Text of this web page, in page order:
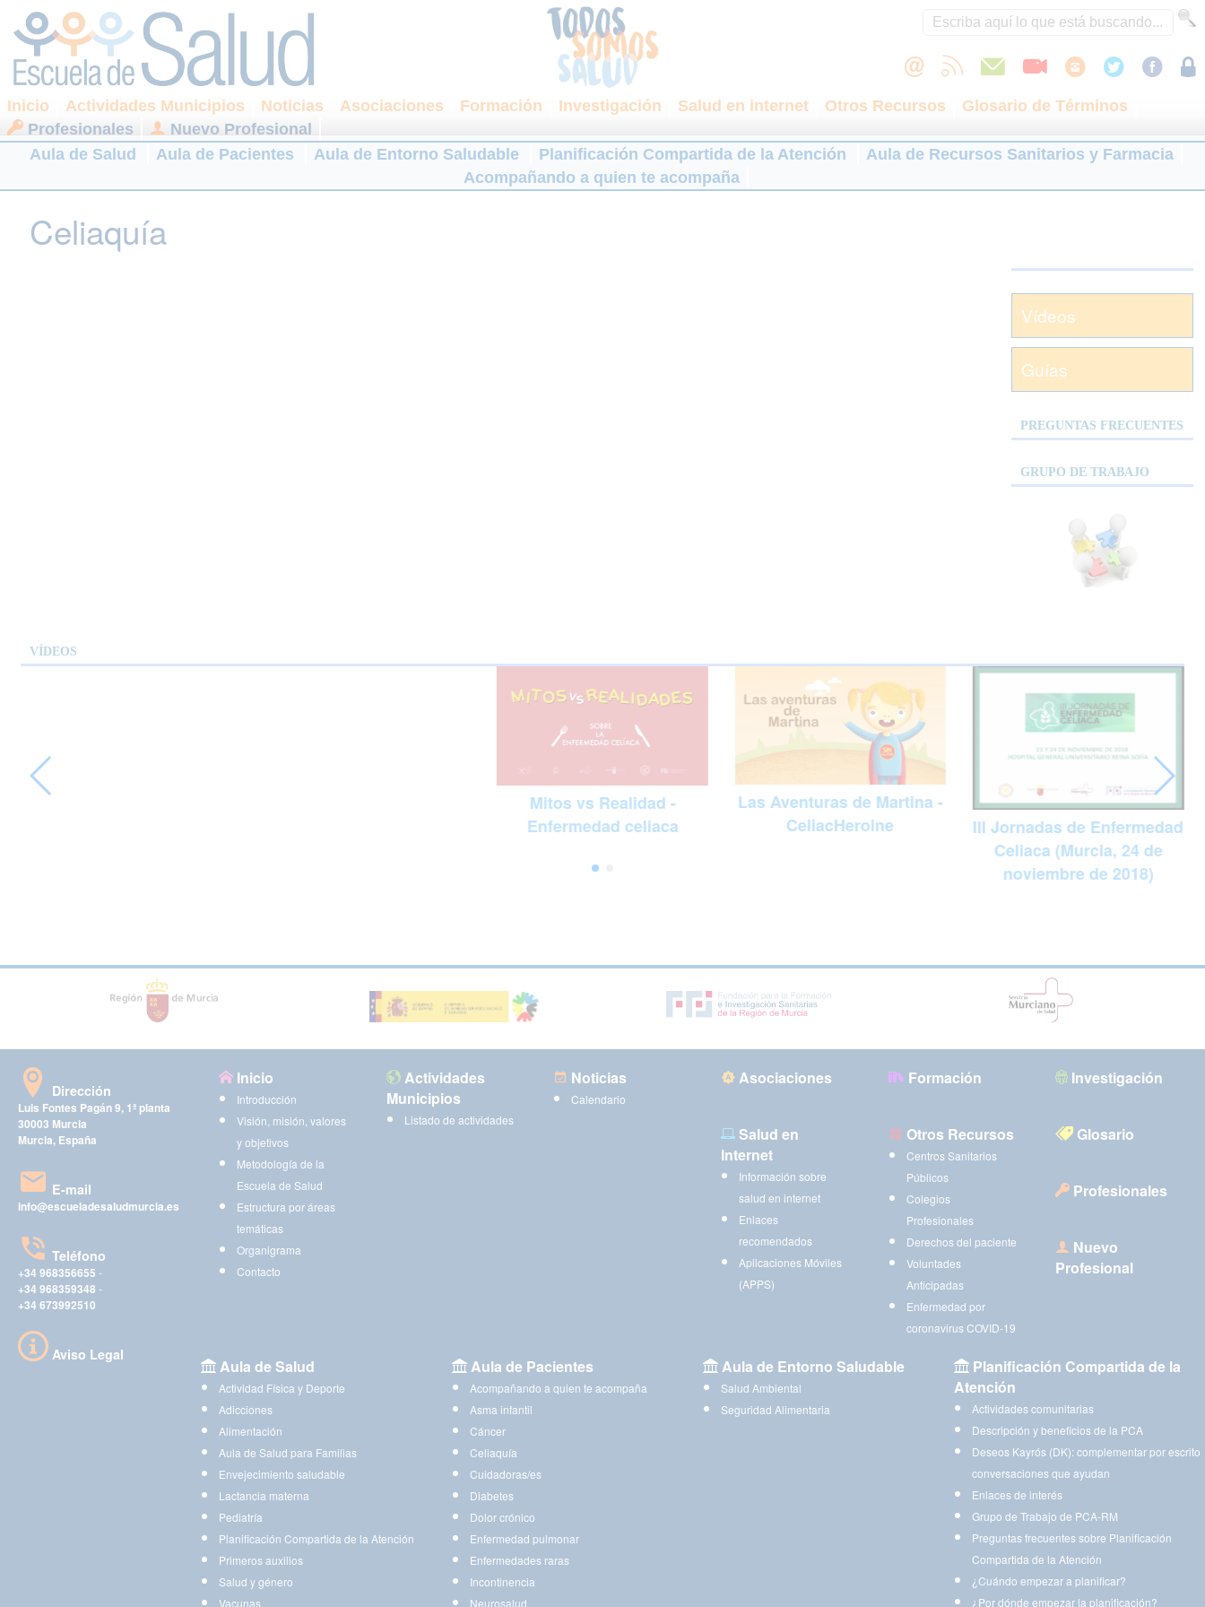
Inicio Actividades Municipios Noticias Asociaciones Formación Investigación Salud en internet Otros Recursos
Glosario de Términos
Profesionales
Nuevo Profesional
Aula de Salud
Aula de Pacientes Aula de Entorno Saludable Planificación Compartida de la Atención
Aula de Recursos Sanitarios y Farmacia
Acompañando a quien te acompaña
Celiaquía
Vídeos
Guías
PREGUNTAS FRECUENTES
GRUPO DE TRABAJO
VÍDEOS
Mitos vs Realidad -
Enfermedad celiaca
Las Aventuras de Martina -
CeliacHeroine
III Jornadas de Enfermedad
Celiaca (Murcia, 24 de
noviembre de 2018)
Dirección
Luis Fontes Pagán 9, 1ª planta
30003 Murcia
Murcia, España
E-mail
info@escueladesaludmurcia.es
Teléfono
+34 968356655 -
+34 968359348 -
+34 673992510
Aviso Legal
Inicio
Introducción
Visión, misión, valores
y objetivos
Metodología de la
Escuela de Salud
Estructura por áreas
temáticas
Organigrama
Contacto
Actividades
Municipios
Listado de actividades
Noticias
Calendario
Asociaciones Formación Investigación
Salud en
Internet
Información sobre
salud en internet
Enlaces
recomendados
Aplicaciones Móviles
(APPS)
Otros Recursos
Centros Sanitarios
Públicos
Colegios
Profesionales
Derechos del paciente
Voluntades
Anticipadas
Enfermedad por
coronavirus COVID-19
Glosario
Profesionales
Nuevo
Profesional
Aula de Salud
Actividad Física y Deporte
Adicciones
Alimentación
Aula de Salud para Familias
Envejecimiento saludable
Lactancia materna
Pediatría
Planificación Compartida de la Atención
Primeros auxilios
Salud y género
Vacunas
Aula de Pacientes
Acompañando a quien te acompaña
Asma infantil
Cáncer
Celiaquía
Cuidadoras/es
Diabetes
Dolor crónico
Enfermedad pulmonar
Enfermedades raras
Incontinencia
Neurosalud
Aula de Entorno Saludable
Salud Ambiental
Seguridad Alimentaria
Planificación Compartida de la
Atención
Actividades comunitarias
Descripción y beneficios de la PCA
Deseos Kayrós (DK): complementar por escrito
conversaciones que ayudan
Enlaces de interés
Grupo de Trabajo de PCA-RM
Preguntas frecuentes sobre Planificación
Compartida de la Atención
¿Cuándo empezar a planificar?
¿Por dónde empezar la planificación?